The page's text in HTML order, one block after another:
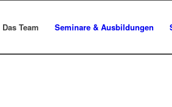
Das Team Seminare & Ausbildungen